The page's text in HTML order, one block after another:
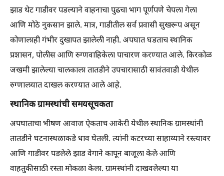
झाड थेट गाडीवर पडल्याने वाहनाचा पुढचा भाग पूर्णपणे चेपला गेला
आणि मोठे नुकसान झाले. मात्र, गाडीतील सर्व प्रवासी सुखरूप असून
कोणालाही गंभीर दुखापत झालेली नाही. अपघात घडताच स्थानिक
प्रशासन, पोलीस आणि रुग्णवाहिकेला पाचारण करण्यात आले. किरकोळ
जखमी झालेल्या चालकाला तातडीने उपचारासाठी सावंतवाडी येथील
रुग्णालयात दाखल करण्यात आले आहे.
स्थानिक ग्रामस्थांची समयसूचकता
अपघाताचा भीषण आवाज ऐकताच आकेरी येथील स्थानिक ग्रामस्थांनी
तातडीने घटनास्थळाकडे धाव घेतली. त्यांनी कटरच्या साहाय्याने रस्त्यावर
आणि गाडीवर पडलेले झाड वेगाने कापून बाजूला केले आणि
वाहतुकीसाठी रस्ता मोकळा केला. ग्रामस्थांनी दाखवलेल्या या